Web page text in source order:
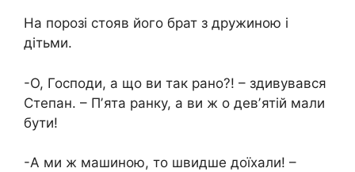
На порозі стояв його брат з дружиною і
дітьми.
-О, Господи, а що ви так рано?! – здивувався
Степан. – Пʼята ранку, а ви ж о девʼятій мали
бути!
-А ми ж машиною, то швидше доїхали! –